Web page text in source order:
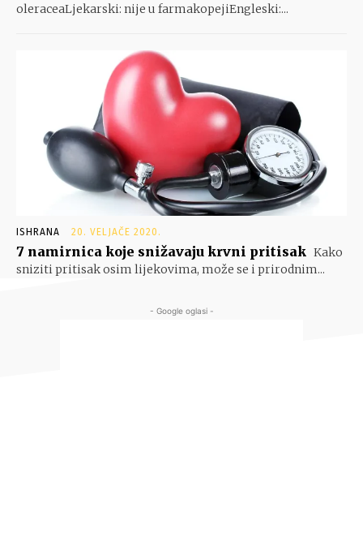
oleraceaLjekarski: nije u farmakopejiEngleski:...
ISHRANA 20. VELJAČE 2020.
7 namirnica koje snižavaju krvni pritisak Kako
sniziti pritisak osim lijekovima, može se i prirodnim...
- Google oglasi -